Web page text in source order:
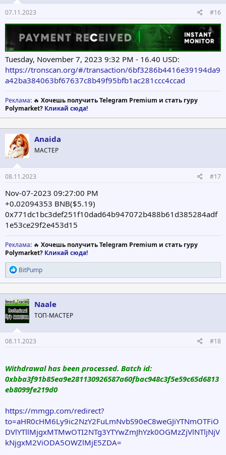
07.11.2023 #16
Tuesday, November 7, 2023 9:32 PM - 16.40 USD:
https://tronscan.org/#/transaction/6bf3286b4416e39194da9
a42ba384063bf67637c8b49f95bfb1ac281ccc4ccad
Реклама: 🔥 Хочешь получить Telegram Premium и стать гуру
Polymarket? Кликай сюда!
Anaida
МАСТЕР
08.11.2023 #17
Nov-07-2023 09:27:00 PM
+0.02094353 BNB($5.19)
0x771dc1bc3def251f10dad64b947072b488b61d385284adf
1e53ce29f2e453d15
Реклама: 🔥 Хочешь получить Telegram Premium и стать гуру
Polymarket? Кликай сюда!
Р
е
а
к
ц
и
и
:
BitPump
Naale
ТОП-МАСТЕР
08.11.2023 #18
Withdrawal has been processed. Batch id:
0xbba3f91b85ea9e281130926587a60fbac948c3f5e59c65d6813
eb8099fe219d0
https://mmgp.com/redirect?
to=aHR0cHM6Ly9ic2NzY2FuLmNvbS90eC8weGJiYTNmOTFiO
DVlYTllMjgxMTMwOTI2NTg3YTYwZmJhYzk0OGMzZjVlNTljNjV
kNjgxM2ViODA5OWZlMjE5ZDA=